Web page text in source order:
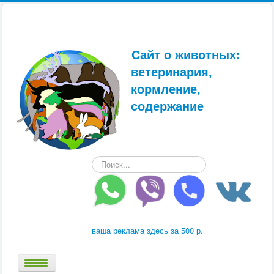
Сайт о животных:
ветеринария,
кормление,
содержание
Искать...
ваша реклама здесь за 500 р.